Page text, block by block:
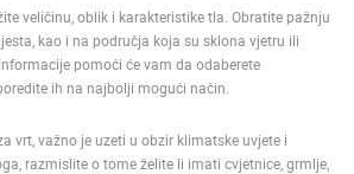
veličinu, oblik i karakteristike tla. Obratite pažnju
kao i na područja koja su sklona vjetru ili
pomoći će vam da odaberete
ih na najbolji mogući način.
vrt, važno je uzeti u obzir klimatske uvjete i
razmislite o tome želite li imati cvjetnice, grmlje,